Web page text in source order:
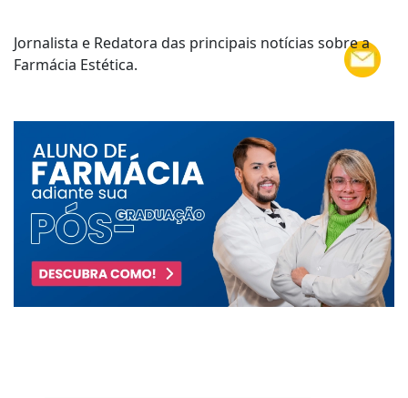
Jornalista e Redatora das principais notícias sobre a
Farmácia Estética.